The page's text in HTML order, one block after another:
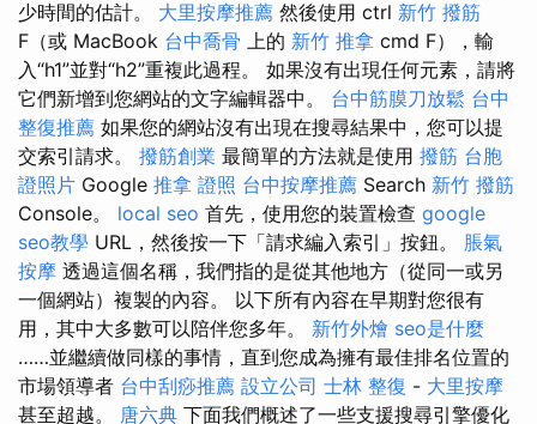
少時間的估計。 大里按摩推薦 然後使用 ctrl 新竹 撥筋
F（或 MacBook 台中喬骨 上的 新竹 推拿 cmd F），輸
入“h1”並對“h2”重複此過程。 如果沒有出現任何元素，請將
它們新增到您網站的文字編輯器中。 台中筋膜刀放鬆 台中
整復推薦 如果您的網站沒有出現在搜尋結果中，您可以提
交索引請求。 撥筋創業 最簡單的方法就是使用 撥筋 台胞
證照片 Google 推拿 證照 台中按摩推薦 Search 新竹 撥筋
Console。 local seo 首先，使用您的裝置檢查 google
seo教學 URL，然後按一下「請求編入索引」按鈕。 脹氣
按摩 透過這個名稱，我們指的是從其他地方（從同一或另
一個網站）複製的內容。 以下所有內容在早期對您很有
用，其中大多數可以陪伴您多年。 新竹外燴 seo是什麼
……並繼續做同樣的事情，直到您成為擁有最佳排名位置的
市場領導者 台中刮痧推薦 設立公司 士林 整復 - 大里按摩
甚至超越。 唐六典 下面我們概述了一些支援搜尋引擎優化